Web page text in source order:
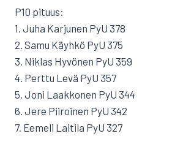
P10 pituus:
1. Juha Karjunen PyU 378
2. Samu Käyhkö PyU 375
3. Niklas Hyvönen PyU 359
4. Perttu Levä PyU 357
5. Joni Laakkonen PyU 344
6. Jere Piiroinen PyU 342
7. Eemeli Laitila PyU 327